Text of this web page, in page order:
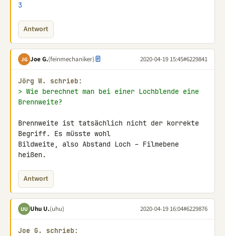
3
Antwort
JG Joe G.(feinmechaniker) 2020-04-19 15:45#6229841
Jörg W. schrieb:
> Wie berechnet man bei einer Lochblende eine
Brennweite?
Brennweite ist tatsächlich nicht der korrekte
Begriff. Es müsste wohl
Bildweite, also Abstand Loch – Filmebene
heißen.
Antwort
UU Uhu U.(uhu) 2020-04-19 16:04#6229876
Joe G. schrieb: